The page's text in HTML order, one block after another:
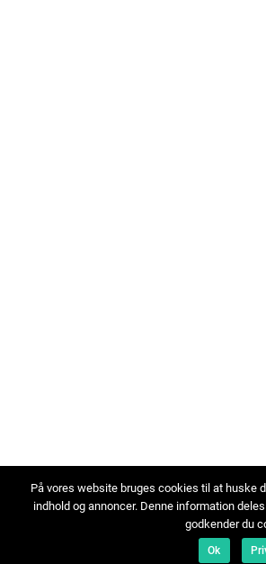
På vores website bruges cookies til at huske
indhold og annoncer. Denne information
godkender du
Ok